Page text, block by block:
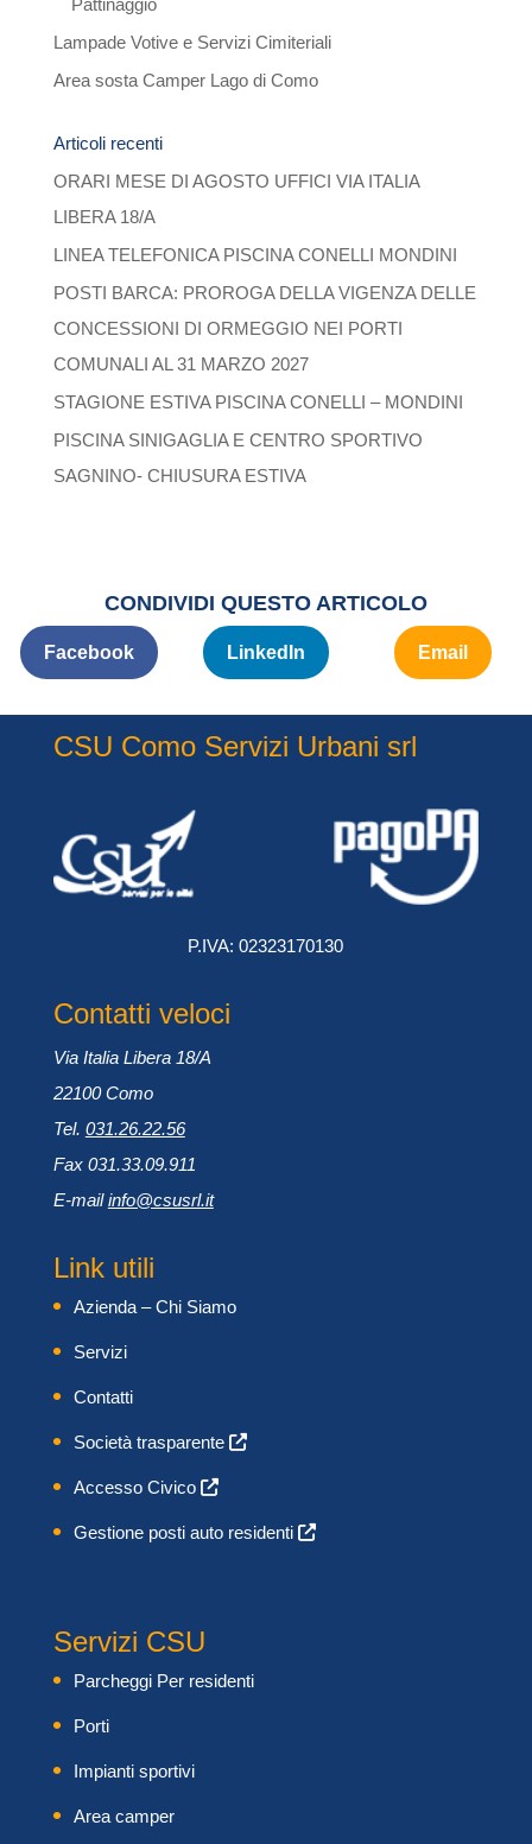
Pattinaggio
Lampade Votive e Servizi Cimiteriali
Area sosta Camper Lago di Como
Articoli recenti
ORARI MESE DI AGOSTO UFFICI VIA ITALIA
LIBERA 18/A
LINEA TELEFONICA PISCINA CONELLI MONDINI
POSTI BARCA: PROROGA DELLA VIGENZA DELLE
CONCESSIONI DI ORMEGGIO NEI PORTI
COMUNALI AL 31 MARZO 2027
STAGIONE ESTIVA PISCINA CONELLI – MONDINI
PISCINA SINIGAGLIA E CENTRO SPORTIVO
SAGNINO- CHIUSURA ESTIVA
CONDIVIDI QUESTO ARTICOLO
Facebook LinkedIn Email
CSU Como Servizi Urbani srl
P.IVA: 02323170130
Contatti veloci
Via Italia Libera 18/A
22100 Como
Tel. 031.26.22.56
Fax 031.33.09.911
E-mailinfo@csusrl.it
Link utili
Azienda – Chi Siamo
Servizi
Contatti
Società trasparente
Accesso Civico
Gestione posti auto residenti
Servizi CSU
Parcheggi Per residenti
Porti
Impianti sportivi
Area camper